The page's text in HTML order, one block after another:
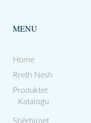
MENU
Home
Rreth Nesh
Produktet
Katalogu
Shërbimet